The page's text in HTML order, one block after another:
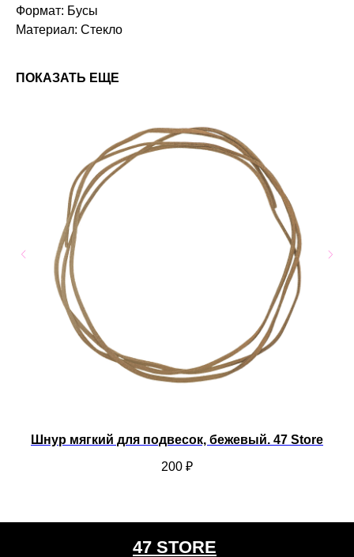
Формат: Бусы
Материал: Стекло
ПОКАЗАТЬ ЕЩЕ
Шнур мягкий для подвесок, бежевый. 47 Store
200 ₽
47 STORE